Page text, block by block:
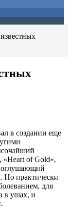
в создании еще
«Heart of Gold»,
оглушающий
Но практически
для
в ушах, и